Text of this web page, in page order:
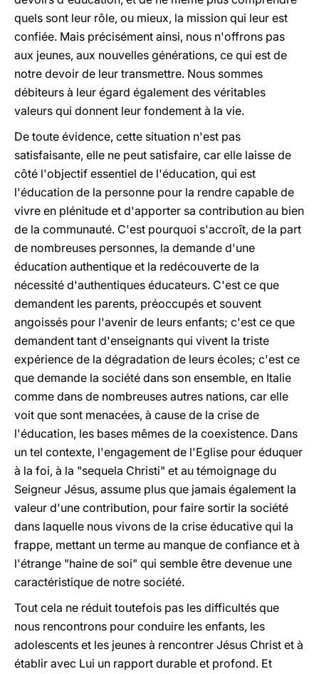
quels sont leur rôle, ou mieux, la mission qui leur est
confiée. Mais précisément ainsi, nous n'offrons pas
aux jeunes, aux nouvelles générations, ce qui est de
notre devoir de leur transmettre. Nous sommes
débiteurs à leur égard également des véritables
valeurs qui donnent leur fondement à la vie.
De toute évidence, cette situation n'est pas
satisfaisante, elle ne peut satisfaire, car elle laisse de
côté l'objectif essentiel de l'éducation, qui est
l'éducation de la personne pour la rendre capable de
vivre en plénitude et d'apporter sa contribution au bien
de la communauté. C'est pourquoi s'accroît, de la part
de nombreuses personnes, la demande d'une
éducation authentique et la redécouverte de la
nécessité d'authentiques éducateurs. C'est ce que
demandent les parents, préoccupés et souvent
angoissés pour l'avenir de leurs enfants; c'est ce que
demandent tant d'enseignants qui vivent la triste
expérience de la dégradation de leurs écoles; c'est ce
que demande la société dans son ensemble, en Italie
comme dans de nombreuses autres nations, car elle
voit que sont menacées, à cause de la crise de
l'éducation, les bases mêmes de la coexistence. Dans
un tel contexte, l'engagement de l'Eglise pour éduquer
à la foi, à la "sequela Christi" et au témoignage du
Seigneur Jésus, assume plus que jamais également la
valeur d'une contribution, pour faire sortir la société
dans laquelle nous vivons de la crise éducative qui la
frappe, mettant un terme au manque de confiance et à
l'étrange "haine de soi" qui semble être devenue une
caractéristique de notre société.
Tout cela ne réduit toutefois pas les difficultés que
nous rencontrons pour conduire les enfants, les
adolescents et les jeunes à rencontrer Jésus Christ et à
établir avec Lui un rapport durable et profond. Et